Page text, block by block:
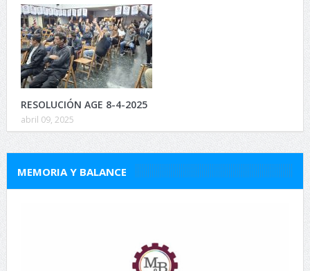
RESOLUCIÓN AGE 8-4-2025
abril 09, 2025
MEMORIA Y BALANCE